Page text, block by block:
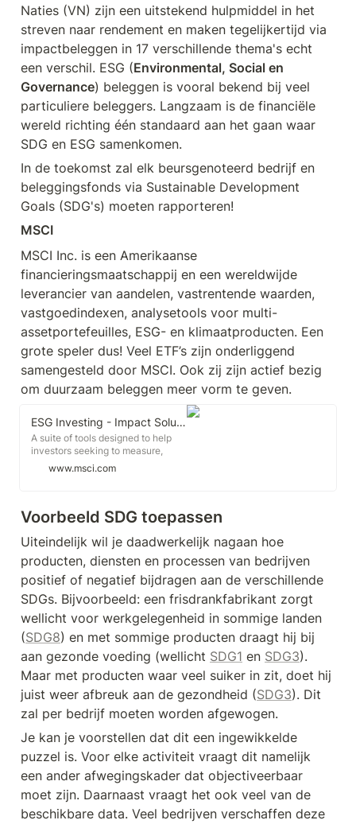
Naties (VN) zijn een uitstekend hulpmiddel in het
streven naar rendement en maken tegelijkertijd via
impactbeleggen in 17 verschillende thema's echt
een verschil. ESG (Environmental, Social en
Governance) beleggen is vooral bekend bij veel
particuliere beleggers. Langzaam is de financiële
wereld richting één standaard aan het gaan waar
SDG en ESG samenkomen.
In de toekomst zal elk beursgenoteerd bedrijf en
beleggingsfonds via Sustainable Development
Goals (SDG's) moeten rapporteren!
MSCI
MSCI Inc. is een Amerikaanse
financieringsmaatschappij en een wereldwijde
leverancier van aandelen, vastrentende waarden,
vastgoedindexen, analysetools voor multi-
assetportefeuilles, ESG- en klimaatproducten. Een
grote speler dus! Veel ETF’s zijn onderliggend
samengesteld door MSCI. Ook zij zijn actief bezig
om duurzaam beleggen meer vorm te geven.
ESG Investing - Impact Solutions
A suite of tools designed to help
investors seeking to measure,
manage and report on impact in
www.msci.com
Voorbeeld SDG toepassen
Uiteindelijk wil je daadwerkelijk nagaan hoe
producten, diensten en processen van bedrijven
positief of negatief bijdragen aan de verschillende
SDGs. Bijvoorbeeld: een frisdrankfabrikant zorgt
wellicht voor werkgelegenheid in sommige landen
(SDG8) en met sommige producten draagt hij bij
aan gezonde voeding (wellicht SDG1 en SDG3).
Maar met producten waar veel suiker in zit, doet hij
juist weer afbreuk aan de gezondheid (SDG3). Dit
zal per bedrijf moeten worden afgewogen.
Je kan je voorstellen dat dit een ingewikkelde
puzzel is. Voor elke activiteit vraagt dit namelijk
een ander afwegingskader dat objectiveerbaar
moet zijn. Daarnaast vraagt het ook veel van de
beschikbare data. Veel bedrijven verschaffen deze